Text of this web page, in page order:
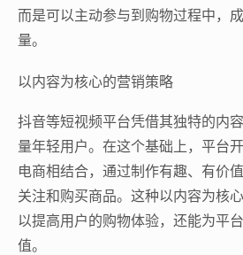
而是可以主动参与到购物过程中，
量。
以内容为核心的营销策略
抖音等短视频平台凭借其独特的内
量年轻用户。在这个基础上，平台
电商相结合，通过制作有趣、有价
关注和购买商品。这种以内容为核
以提高用户的购物体验，还能为平
值。